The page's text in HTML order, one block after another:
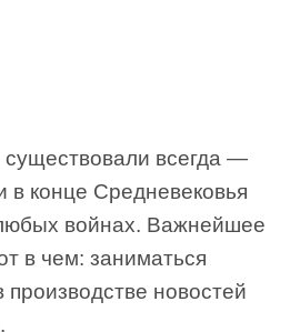
всегда —
в конце Средневековья
войнах. Важнейшее
в чем: заниматься
новостей